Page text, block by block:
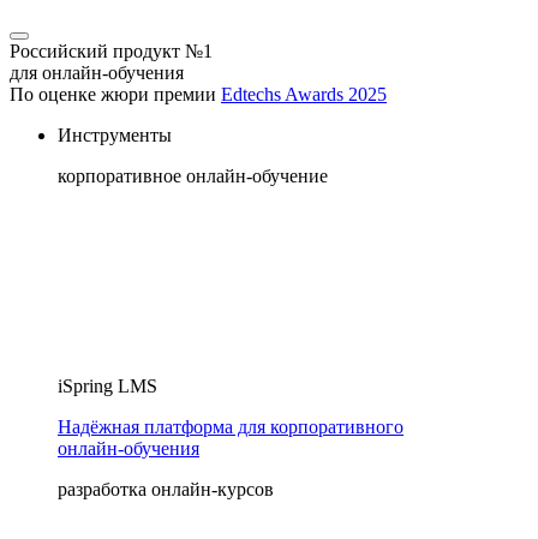
Российский продукт №1
для онлайн-обучения
По оценке жюри премии Edtechs Awards 2025
Инструменты
корпоративное онлайн-обучение
iSpring LMS
Надёжная платформа для корпоративного
онлайн‑обучения
разработка онлайн-курсов